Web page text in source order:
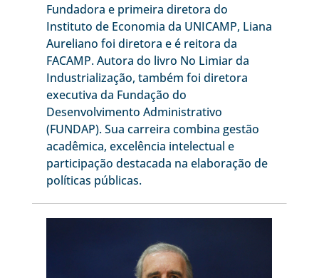
Fundadora e primeira diretora do
Instituto de Economia da UNICAMP, Liana
Aureliano foi diretora e é reitora da
FACAMP. Autora do livro No Limiar da
Industrialização, também foi diretora
executiva da Fundação do
Desenvolvimento Administrativo
(FUNDAP). Sua carreira combina gestão
acadêmica, excelência intelectual e
participação destacada na elaboração de
políticas públicas.